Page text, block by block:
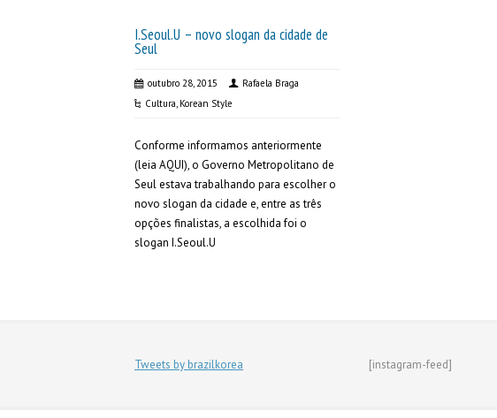
I.Seoul.U – novo slogan da cidade de
Seul
outubro 28, 2015
Rafaela Braga
Cultura, Korean Style
Conforme informamos anteriormente
(leia AQUI), o Governo Metropolitano de
Seul estava trabalhando para escolher o
novo slogan da cidade e, entre as três
opções finalistas, a escolhida foi o
slogan I.Seoul.U
Tweets by brazilkorea [instagram-feed]